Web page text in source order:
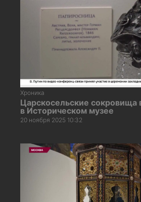
Хроника
Царскосельские сокровища
в Историческом музее
20 ноября 2025 10:32